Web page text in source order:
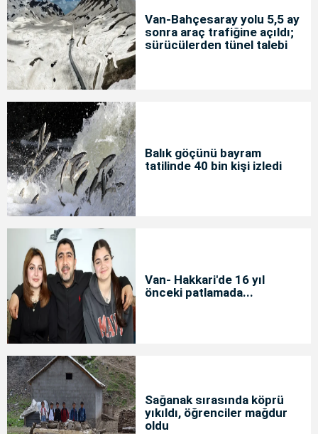
Van-Bahçesaray yolu 5,5 ay
sonra araç trafiğine açıldı;
sürücülerden tünel talebi
Balık göçünü bayram
tatilinde 40 bin kişi izledi
Van- Hakkari'de 16 yıl
önceki patlamada...
Sağanak sırasında köprü
yıkıldı, öğrenciler mağdur
oldu